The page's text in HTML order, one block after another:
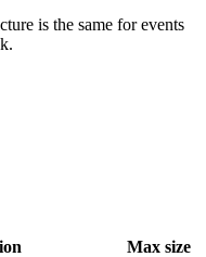
is the same for events
Max size